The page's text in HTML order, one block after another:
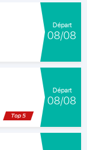
Départ
08/08
Départ
08/08